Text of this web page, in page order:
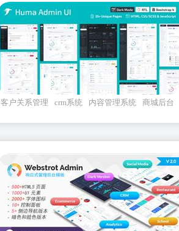
客户关系管理 crm系统 内容管理系统
商城后台